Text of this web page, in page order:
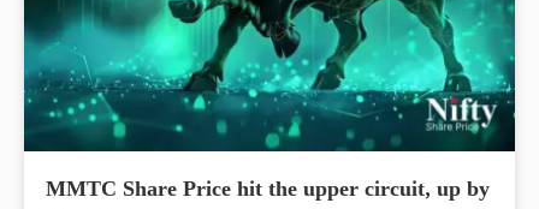
MMTC Share Price hit the upper circuit, up by